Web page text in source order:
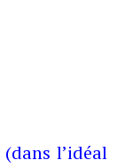
(dans l’idéal